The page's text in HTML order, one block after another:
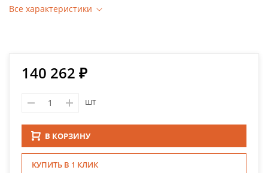
Все характеристики
140 262 ₽
шт
В КОРЗИНУ
КУПИТЬ В 1 КЛИК